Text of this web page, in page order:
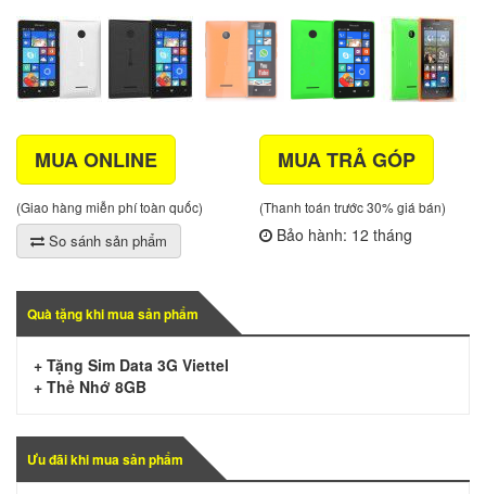
MUA ONLINE
(Giao hàng miễn phí toàn quốc)
So sánh sản phẩm
MUA TRẢ GÓP
(Thanh toán trước 30% giá bán)
Bảo hành: 12 tháng
Quà tặng khi mua sản phẩm
+ Tặng Sim Data 3G Viettel
+ Thẻ Nhớ 8GB
Ưu đãi khi mua sản phẩm